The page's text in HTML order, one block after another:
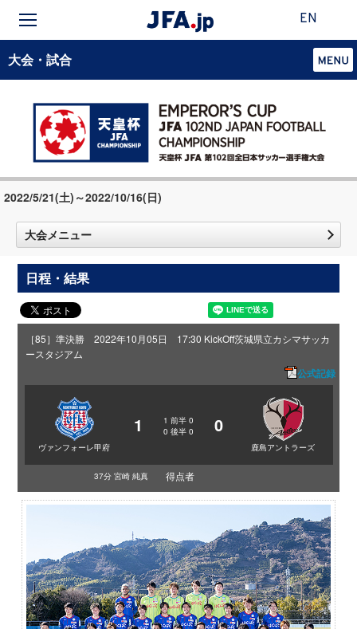
EN
大会・試合
2022/5/21(土)～2022/10/16(日)
大会メニュー
日程・結果
［85］準決勝 2022年10月05日 17:30 KickOff茨城県立カシマサッカ
ースタジアム
公式記録
ヴァンフォーレ甲府
1 1 前半 0
0 後半 0 0
鹿島アントラーズ
37分 宮崎 純真 得点者